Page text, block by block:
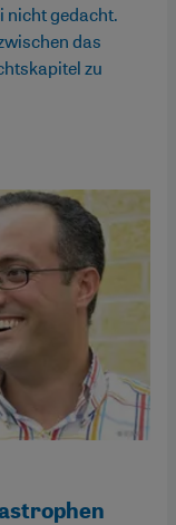
nicht gedacht.
das
zu